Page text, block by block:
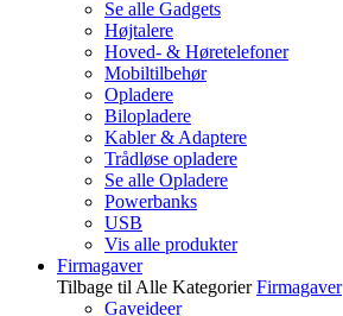
Se alle Gadgets
Højtalere
Hoved- & Høretelefoner
Mobiltilbehør
Opladere
Bilopladere
Kabler & Adaptere
Trådløse opladere
Se alle Opladere
Powerbanks
USB
Vis alle produkter
Firmagaver
Tilbage til Alle Kategorier Firmagaver
Gaveideer